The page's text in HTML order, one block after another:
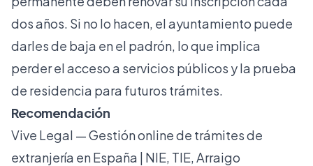
dos años. Si no lo hacen, el ayuntamiento puede
darles de baja en el padrón, lo que implica
perder el acceso a servicios públicos y la prueba
de residencia para futuros trámites.
Recomendación
Vive Legal — Gestión online de trámites de
extranjería en España | NIE, TIE, Arraigo